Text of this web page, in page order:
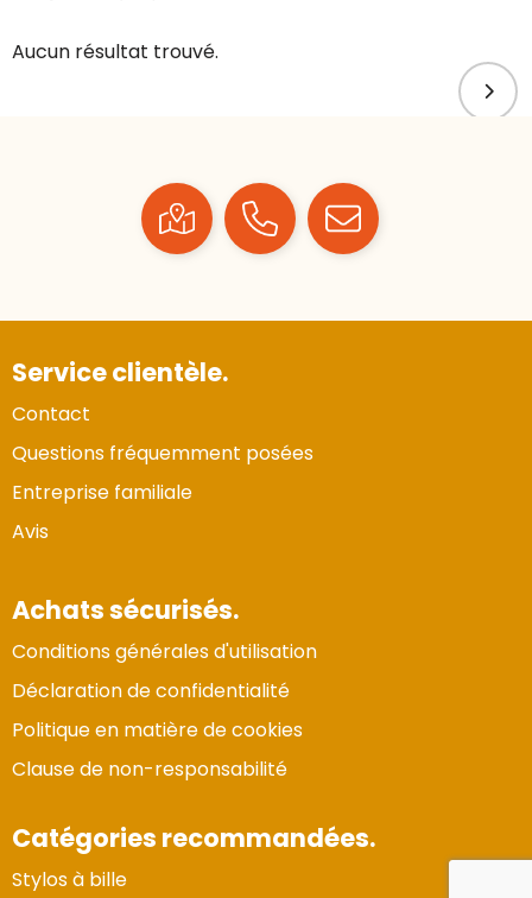
Aucun résultat trouvé.
Service clientèle.
Contact
Questions fréquemment posées
Entreprise familiale
Avis
Achats sécurisés.
Conditions générales d'utilisation
Déclaration de confidentialité
Politique en matière de cookies
Clause de non-responsabilité
Catégories recommandées.
Stylos à bille